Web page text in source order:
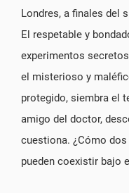
Londres, a finales del
El respetable y
experimentos
el misterioso y
protegido, siembra el
amigo del doctor,
cuestiona. ¿Cómo
pueden coexistir bajo